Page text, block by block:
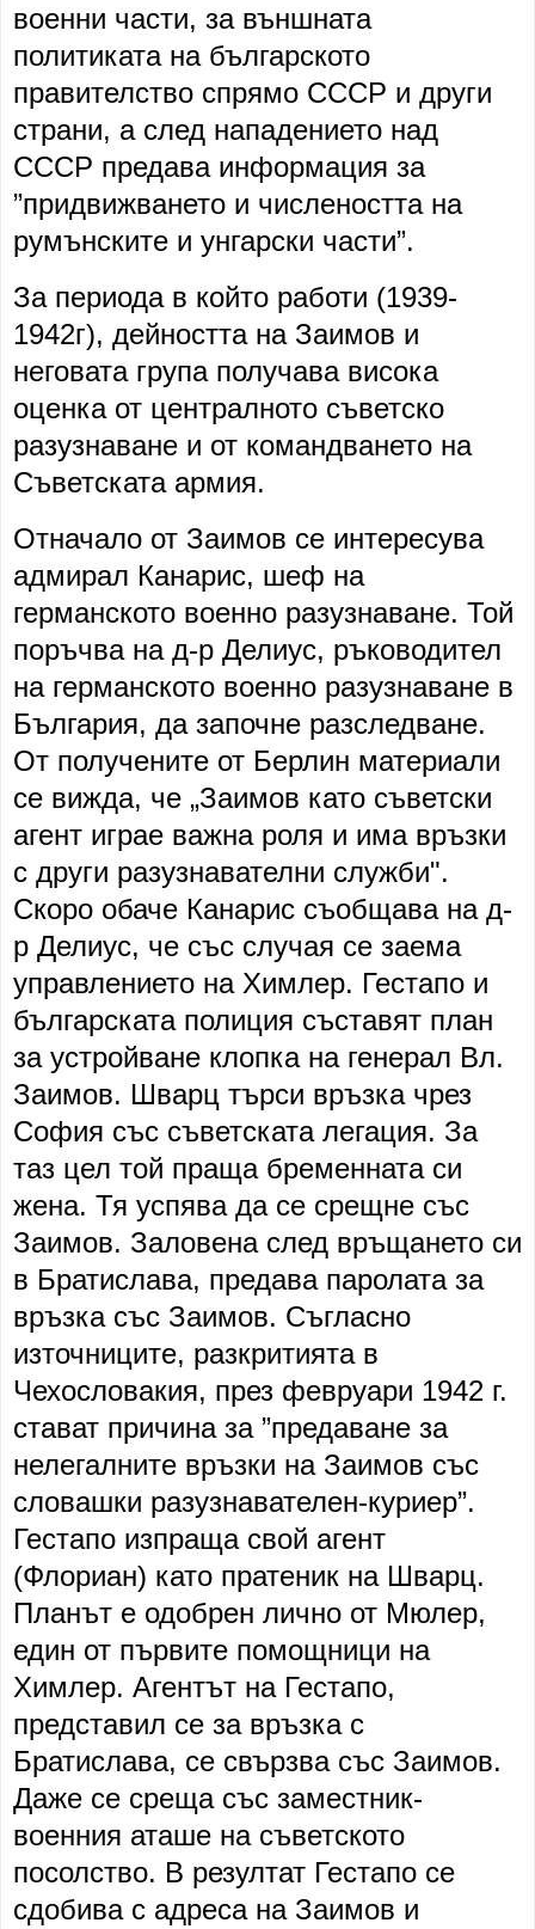
военни части, за външната
политиката на българското
правителство спрямо СССР и други
страни, а след нападението над
СССР предава информация за
”придвижването и числеността на
румънските и унгарски части”.
За периода в който работи (1939-
1942г), дейността на Заимов и
неговата група получава висока
оценка от централното съветско
разузнаване и от командването на
Съветската армия.
Отначало от Заимов се интересува
адмирал Канарис, шеф на
германското военно разузнаване. Той
поръчва на д-р Делиус, ръководител
на германското военно разузнаване в
България, да започне разследване.
От получените от Берлин материали
се вижда, че „Заимов като съветски
агент играе важна роля и има връзки
с други разузнавателни служби".
Скоро обаче Канарис съобщава на д-
р Делиус, че със случая се заема
управлението на Химлер. Гестапо и
българската полиция съставят план
за устройване клопка на генерал Вл.
Заимов. Шварц търси връзка чрез
София със съветската легация. За
таз цел той праща бременната си
жена. Тя успява да се срещне със
Заимов. Заловена след връщането си
в Братислава, предава паролата за
връзка със Заимов. Съгласно
източниците, разкритията в
Чехословакия, през февруари 1942 г.
стават причина за ”предаване за
нелегалните връзки на Заимов със
словашки разузнавателен-куриер”.
Гестапо изпраща свой агент
(Флориан) като пратеник на Шварц.
Планът е одобрен лично от Мюлер,
един от първите помощници на
Химлер. Агентът на Гестапо,
представил се за връзка с
Братислава, се свързва със Заимов.
Даже се среща със заместник-
военния аташе на съветското
посолство. В резултат Гестапо се
сдобива с адреса на Заимов и